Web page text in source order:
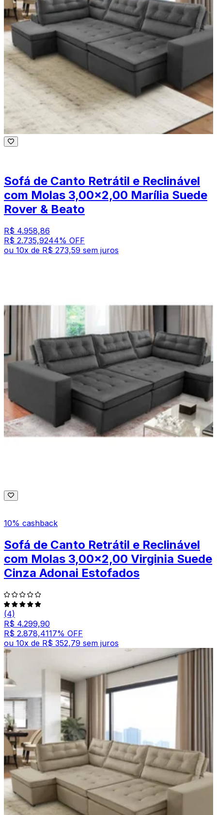
Sofá de Canto Retrátil e Reclinável
com Molas 3,00x2,00 Marília Suede
Rover & Beato
R$ 4.958,86
R$ 2.735,9244% OFF
ou 10x de R$ 273,59 sem juros
10% cashback
Sofá de Canto Retrátil e Reclinável
com Molas 3,00x2,00 Virginia Suede
Cinza Adonai Estofados
(4)
R$ 4.299,90
R$ 2.878,4117% OFF
ou 10x de R$ 352,79 sem juros